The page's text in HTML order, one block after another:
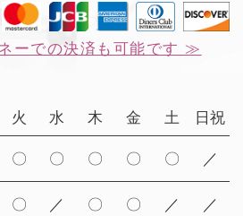
ーでの決済も可能です ≫
火 水 木 金 土 日祝
〇 〇 〇 〇 〇 ／
〇 ／ 〇 〇 ／ ／